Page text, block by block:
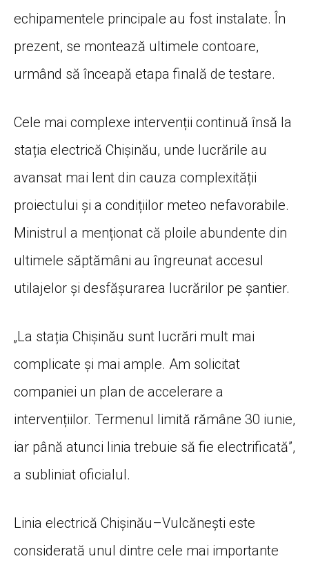
echipamentele principale au fost instalate. În
prezent, se montează ultimele contoare,
urmând să înceapă etapa finală de testare.
Cele mai complexe intervenții continuă însă la
stația electrică Chișinău, unde lucrările au
avansat mai lent din cauza complexității
proiectului și a condițiilor meteo nefavorabile.
Ministrul a menționat că ploile abundente din
ultimele săptămâni au îngreunat accesul
utilajelor și desfășurarea lucrărilor pe șantier.
„La stația Chișinău sunt lucrări mult mai
complicate și mai ample. Am solicitat
companiei un plan de accelerare a
intervențiilor. Termenul limită rămâne 30 iunie,
iar până atunci linia trebuie să fie electrificată”,
a subliniat oficialul.
Linia electrică Chișinău–Vulcănești este
considerată unul dintre cele mai importante